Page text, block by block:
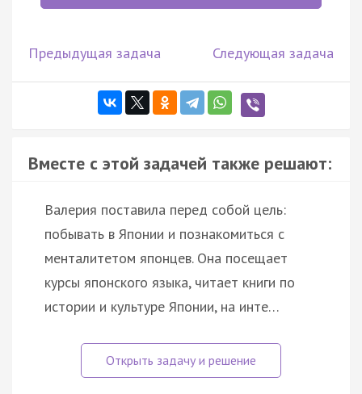
Предыдущая задача Следующая задача
Вместе с этой задачей также решают:
Валерия поставила перед собой цель:
побывать в Японии и познакомиться с
менталитетом японцев. Она посещает
курсы японского языка, читает книги по
истории и культуре Японии, на инте…